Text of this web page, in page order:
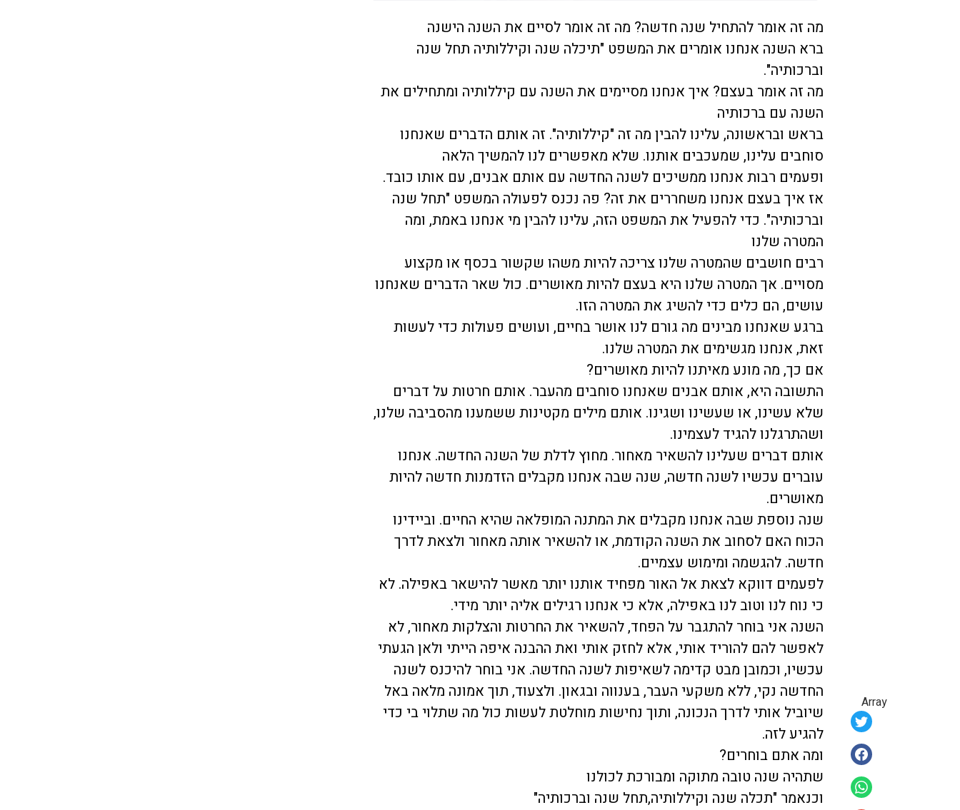
Array
מה זה אומר להתחיל שנה חדשה? מה זה אומר לסיים את השנה הישנה
ברא השנה אנחנו אומרים את המשפט "תיכלה שנה וקיללותיה תחל שנה
וברכותיה".
מה זה אומר בעצם? איך אנחנו מסיימים את השנה עם קיללותיה ומתחילים את
השנה עם ברכותיה
בראש ובראשונה, עלינו להבין מה זה "קיללותיה". זה אותם הדברים שאנחנו
סוחבים עלינו, שמעכבים אותנו. שלא מאפשרים לנו להמשיך הלאה
ופעמים רבות אנחנו ממשיכים לשנה החדשה עם אותם אבנים, עם אותו כובד.
אז איך בעצם אנחנו משחררים את זה? פה נכנס לפעולה המשפט "תחל שנה
וברכותיה". כדי להפעיל את המשפט הזה, עלינו להבין מי אנחנו באמת, ומה
המטרה שלנו
רבים חושבים שהמטרה שלנו צריכה להיות משהו שקשור בכסף או מקצוע
מסויים. אך המטרה שלנו היא בעצם להיות מאושרים. כול שאר הדברים שאנחנו
עושים, הם כלים כדי להשיג את המטרה הזו.
ברגע שאנחנו מבינים מה גורם לנו אושר בחיים, ועושים פעולות כדי לעשות
זאת, אנחנו מגשימים את המטרה שלנו.
אם כך, מה מונע מאיתנו להיות מאושרים?
התשובה היא, אותם אבנים שאנחנו סוחבים מהעבר. אותם חרטות על דברים
שלא עשינו, או שעשינו ושגינו. אותם מילים מקטינות ששמענו מהסביבה שלנו,
ושהתרגלנו להגיד לעצמינו.
אותם דברים שעלינו להשאיר מאחור. מחוץ לדלת של השנה החדשה. אנחנו
עוברים עכשיו לשנה חדשה, שנה שבה אנחנו מקבלים הזדמנות חדשה להיות
מאושרים.
שנה נוספת שבה אנחנו מקבלים את המתנה המופלאה שהיא החיים. וביידינו
הכוח האם לסחוב את השנה הקודמת, או להשאיר אותה מאחור ולצאת לדרך
חדשה. להגשמה ומימוש עצמיים.
לפעמים דווקא לצאת אל האור מפחיד אותנו יותר מאשר להישאר באפילה. לא
כי נוח לנו וטוב לנו באפילה, אלא כי אנחנו רגילים אליה יותר מידי.
השנה אני בוחר להתגבר על הפחד, להשאיר את החרטות והצלקות מאחור, לא
לאפשר להם להוריד אותי, אלא לחזק אותי ואת ההבנה איפה הייתי ולאן הגעתי
עכשיו, וכמובן מבט קדימה לשאיפות לשנה החדשה. אני בוחר להיכנס לשנה
החדשה נקי, ללא משקעי העבר, בענווה ובגאון. ולצעוד, תוך אמונה מלאה באל
שיוביל אותי לדרך הנכונה, ותוך נחישות מוחלטת לעשות כול מה שתלוי בי כדי
להגיע לזה.
ומה אתם בוחרים?
שתהיה שנה טובה מתוקה ומבורכת לכולנו
וכנאמר "תכלה שנה וקיללותיה,תחל שנה וברכותיה"